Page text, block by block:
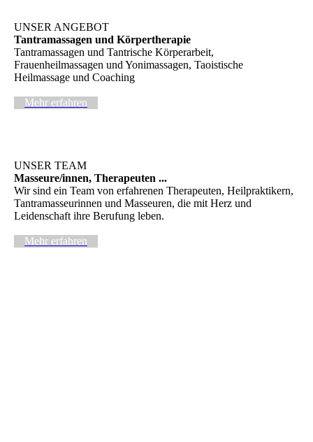
UNSER ANGEBOT
Tantramassagen und Körpertherapie
Tantramassagen und Tantrische Körperarbeit,
Frauenheilmassagen und Yonimassagen, Taoistische
Heilmassage und Coaching
Mehr erfahren
UNSER TEAM
Masseure/innen, Therapeuten ...
Wir sind ein Team von erfahrenen Therapeuten, Heilpraktikern,
Tantramasseurinnen und Masseuren, die mit Herz und
Leidenschaft ihre Berufung leben.
Mehr erfahren